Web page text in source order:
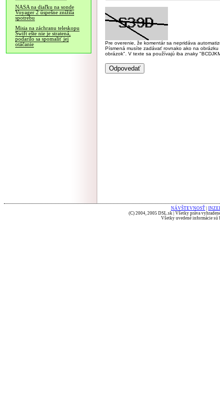
NASA na diaľku na sonde
Voyager 2 úspešne znížila
spotrebu
Misia na záchranu teleskopu
Swift ešte nie je stratená,
podarilo sa spomaliť jej
otáčanie
Pre overenie, že komentár sa nepridáva
Písmená musíte zadávať rovnako ako na
obrázok". V texte sa používajú iba znaky
NÁVŠTEVNOSŤ
(C) 2004, 2005 DSL.sk | Všetky práva
Všetky uvedené informácie sú